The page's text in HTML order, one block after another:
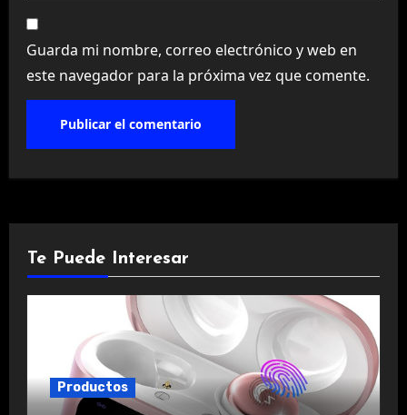
Guarda mi nombre, correo electrónico y web en
este navegador para la próxima vez que comente.
Te Puede Interesar
Productos